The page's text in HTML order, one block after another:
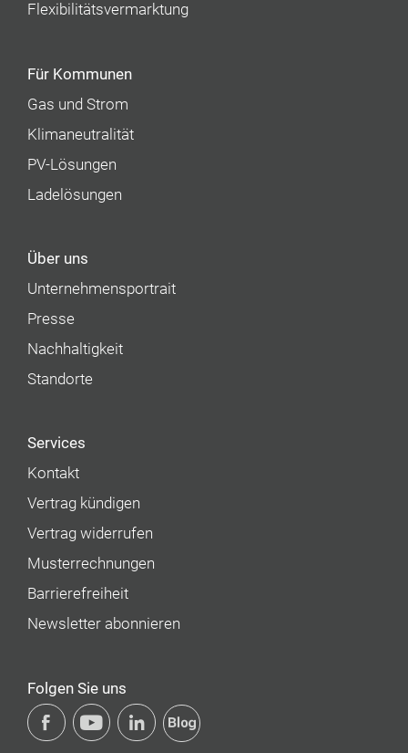
Flexibilitätsvermarktung
Für Kommunen
Gas und Strom
Klimaneutralität
PV-Lösungen
Ladelösungen
Über uns
Unternehmens­portrait
Presse
Nachhaltigkeit
Standorte
Services
Kontakt
Vertrag kündigen
Vertrag widerrufen
Musterrechnungen
Barrierefreiheit
Newsletter abonnieren
Folgen Sie uns